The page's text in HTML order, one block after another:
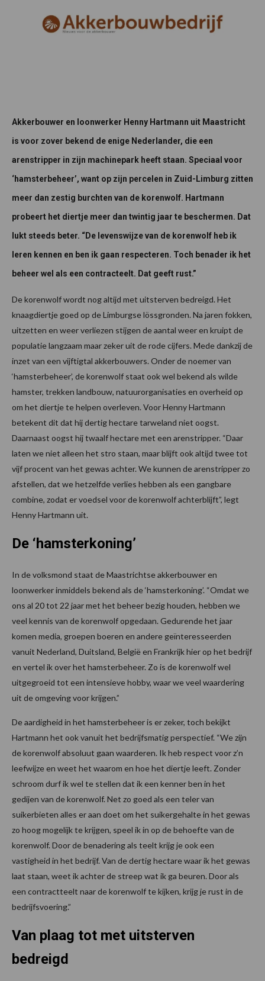
Akkerbouwer en loonwerker Henny Hartmann uit Maastricht
is voor zover bekend de enige Nederlander, die een
arenstripper in zijn machinepark heeft staan. Speciaal voor
‘hamsterbeheer’, want op zijn percelen in Zuid-Limburg zitten
meer dan zestig burchten van de korenwolf. Hartmann
probeert het diertje meer dan twintig jaar te beschermen. Dat
lukt steeds beter. “De levenswijze van de korenwolf heb ik
leren kennen en ben ik gaan respecteren. Toch benader ik het
beheer wel als een contracteelt. Dat geeft rust.”
De korenwolf wordt nog altijd met uitsterven bedreigd. Het
knaagdiertje goed op de Limburgse lössgronden. Na jaren fokken,
uitzetten en weer verliezen stijgen de aantal weer en kruipt de
populatie langzaam maar zeker uit de rode cijfers. Mede dankzij de
inzet van een vijftigtal akkerbouwers. Onder de noemer van
‘hamsterbeheer’, de korenwolf staat ook wel bekend als wilde
hamster, trekken landbouw, natuurorganisaties en overheid op
om het diertje te helpen overleven. Voor Henny Hartmann
betekent dit dat hij dertig hectare tarweland niet oogst.
Daarnaast oogst hij twaalf hectare met een arenstripper. “Daar
laten we niet alleen het stro staan, maar blijft ook altijd twee tot
vijf procent van het gewas achter. We kunnen de arenstripper zo
afstellen, dat we hetzelfde verlies hebben als een gangbare
combine, zodat er voedsel voor de korenwolf achterblijft”, legt
Henny Hartmann uit.
De ‘hamsterkoning’
In de volksmond staat de Maastrichtse akkerbouwer en
loonwerker inmiddels bekend als de ‘hamsterkoning’. “Omdat we
ons al 20 tot 22 jaar met het beheer bezig houden, hebben we
veel kennis van de korenwolf opgedaan. Gedurende het jaar
komen media, groepen boeren en andere geïnteresseerden
vanuit Nederland, Duitsland, België en Frankrijk hier op het bedrijf
en vertel ik over het hamsterbeheer. Zo is de korenwolf wel
uitgegroeid tot een intensieve hobby, waar we veel waardering
uit de omgeving voor krijgen.”
De aardigheid in het hamsterbeheer is er zeker, toch bekijkt
Hartmann het ook vanuit het bedrijfsmatig perspectief. “We zijn
de korenwolf absoluut gaan waarderen. Ik heb respect voor z’n
leefwijze en weet het waarom en hoe het diertje leeft. Zonder
schroom durf ik wel te stellen dat ik een kenner ben in het
gedijen van de korenwolf. Net zo goed als een teler van
suikerbieten alles er aan doet om het suikergehalte in het gewas
zo hoog mogelijk te krijgen, speel ik in op de behoefte van de
korenwolf. Door de benadering als teelt krijg je ook een
vastigheid in het bedrijf. Van de dertig hectare waar ik het gewas
laat staan, weet ik achter de streep wat ik ga beuren. Door als
een contractteelt naar de korenwolf te kijken, krijg je rust in de
bedrijfsvoering.”
Van plaag tot met uitsterven
bedreigd